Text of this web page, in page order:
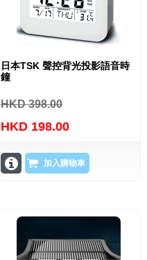
日本TSK 聲控背光投影語音時
鐘
HKD 398.00
HKD 198.00
加入購物車